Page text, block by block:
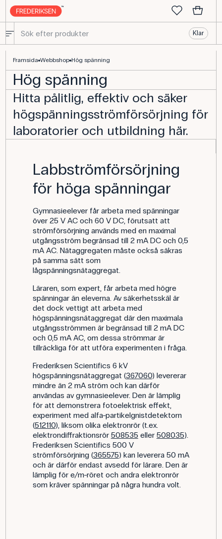
Klar
Framsida Webbshop Hög spänning
Hög spänning
Hitta pålitlig, effektiv och säker
högspänningsströmförsörjning för
laboratorier och utbildning här.
Labbströmförsörjning
för höga spänningar
Gymnasieelever får arbeta med spänningar
över 25 V AC och 60 V DC, förutsatt att
strömförsörjning används med en maximal
utgångsström begränsad till 2 mA DC och 0,5
mA AC. Nätaggregaten måste också säkras
på samma sätt som
lågspänningsnätaggregat.
Läraren, som expert, får arbeta med högre
spänningar än eleverna. Av säkerhetsskäl är
det dock vettigt att arbeta med
högspänningsnätaggregat där den maximala
utgångsströmmen är begränsad till 2 mA DC
och 0,5 mA AC, om dessa strömmar är
tillräckliga för att utföra experimenten i fråga.
Frederiksen Scientifics 6 kV
högspänningsnätaggregat (367060) levererar
mindre än 2 mA ström och kan därför
användas av gymnasieelever. Den är lämplig
för att demonstrera fotoelektrisk effekt,
experiment med alfa-partikelgnistdetektorn
(512110), liksom olika elektronrör (t.ex.
elektrondiffraktionsrör 508535 eller 508035).
Frederiksen Scientifics 500 V
strömförsörjning (365575) kan leverera 50 mA
och är därför endast avsedd för lärare. Den är
lämplig för e/m-röret och andra elektronrör
som kräver spänningar på några hundra volt.